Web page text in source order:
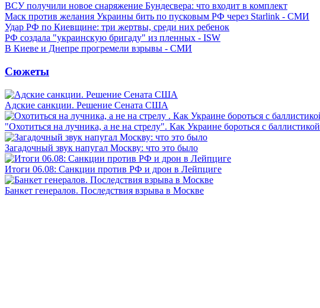
ВСУ получили новое снаряжение Бундесвера: что входит в комплект
Маск против желания Украины бить по пусковым РФ через Starlink - СМИ
Удар РФ по Киевщине: три жертвы, среди них ребенок
РФ создала "украинскую бригаду" из пленных - ISW
В Киеве и Днепре прогремели взрывы - СМИ
Сюжеты
Адские санкции. Решение Сената США
"Охотиться на лучника, а не на стрелу". Как Украине бороться с баллистикой
Загадочный звук напугал Москву: что это было
Итоги 06.08: Санкции против РФ и дрон в Лейпциге
Банкет генералов. Последствия взрыва в Москве